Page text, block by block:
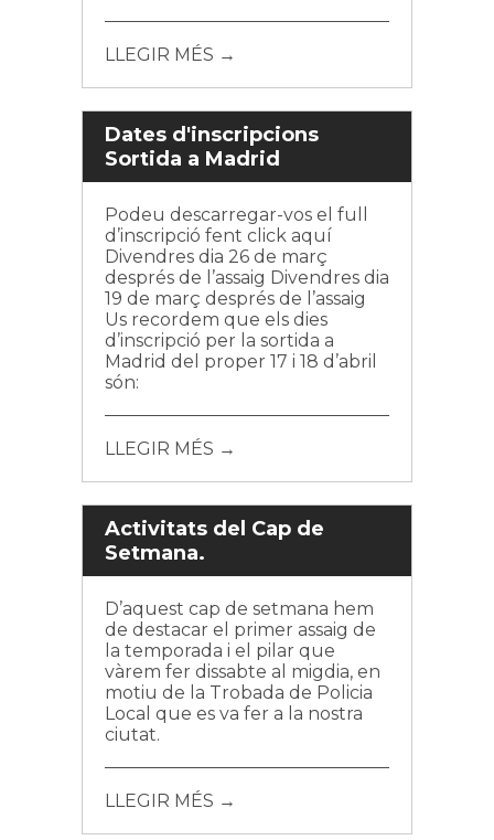
LLEGIR MÉS →
Dates d'inscripcions
Sortida a Madrid
Podeu descarregar-vos el full
d’inscripció fent click aquí
Divendres dia 26 de març
després de l’assaig Divendres dia
19 de març després de l’assaig
Us recordem que els dies
d’inscripció per la sortida a
Madrid del proper 17 i 18 d’abril
són:
LLEGIR MÉS →
Activitats del Cap de
Setmana.
D’aquest cap de setmana hem
de destacar el primer assaig de
la temporada i el pilar que
vàrem fer dissabte al migdia, en
motiu de la Trobada de Policia
Local que es va fer a la nostra
ciutat.
LLEGIR MÉS →